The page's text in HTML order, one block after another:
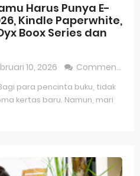
Harus Punya E-
Kindle Paperwhite,
Boox Series dan
10, 2026 Comment
para pencinta buku, tidak
kertas baru. Namun, mari